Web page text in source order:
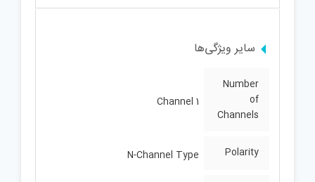
سایر ویژگی‌ها
Number
of
Channels
1 Channel
Polarity
N-Channel Type